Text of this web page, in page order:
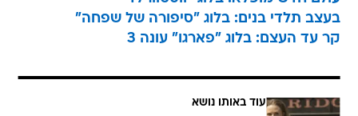
בעצב תלדי בנים: בלוג "סיפורה של שפחה"
קר עד העצם: בלוג "פארגו" עונה 3
עוד באותו נושא